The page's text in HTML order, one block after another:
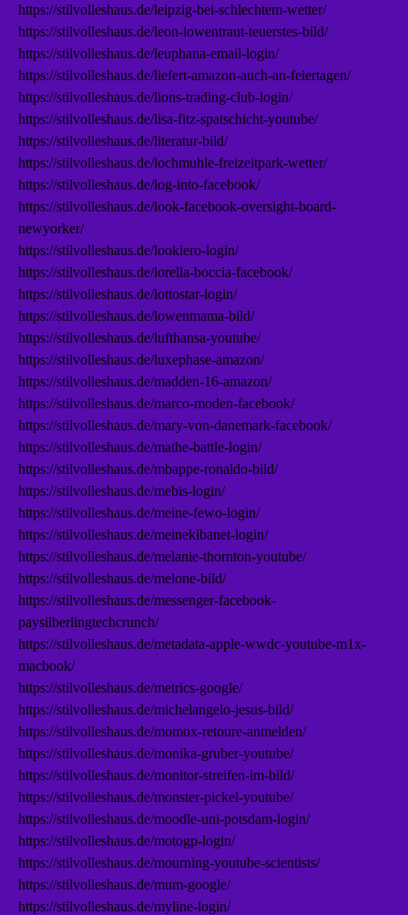
https://stilvolleshaus.de/leipzig-bei-schlechtem-wetter/
https://stilvolleshaus.de/leon-lowentraut-teuerstes-bild/
https://stilvolleshaus.de/leuphana-email-login/
https://stilvolleshaus.de/liefert-amazon-auch-an-feiertagen/
https://stilvolleshaus.de/lions-trading-club-login/
https://stilvolleshaus.de/lisa-fitz-spatschicht-youtube/
https://stilvolleshaus.de/literatur-bild/
https://stilvolleshaus.de/lochmuhle-freizeitpark-wetter/
https://stilvolleshaus.de/log-into-facebook/
https://stilvolleshaus.de/look-facebook-oversight-board-
newyorker/
https://stilvolleshaus.de/lookiero-login/
https://stilvolleshaus.de/lorella-boccia-facebook/
https://stilvolleshaus.de/lottostar-login/
https://stilvolleshaus.de/lowenmama-bild/
https://stilvolleshaus.de/lufthansa-youtube/
https://stilvolleshaus.de/luxephase-amazon/
https://stilvolleshaus.de/madden-16-amazon/
https://stilvolleshaus.de/marco-moden-facebook/
https://stilvolleshaus.de/mary-von-danemark-facebook/
https://stilvolleshaus.de/mathe-battle-login/
https://stilvolleshaus.de/mbappe-ronaldo-bild/
https://stilvolleshaus.de/mebis-login/
https://stilvolleshaus.de/meine-fewo-login/
https://stilvolleshaus.de/meinekibanet-login/
https://stilvolleshaus.de/melanie-thornton-youtube/
https://stilvolleshaus.de/melone-bild/
https://stilvolleshaus.de/messenger-facebook-
paysilberlingtechcrunch/
https://stilvolleshaus.de/metadata-apple-wwdc-youtube-m1x-
macbook/
https://stilvolleshaus.de/metrics-google/
https://stilvolleshaus.de/michelangelo-jesus-bild/
https://stilvolleshaus.de/momox-retoure-anmelden/
https://stilvolleshaus.de/monika-gruber-youtube/
https://stilvolleshaus.de/monitor-streifen-im-bild/
https://stilvolleshaus.de/monster-pickel-youtube/
https://stilvolleshaus.de/moodle-uni-potsdam-login/
https://stilvolleshaus.de/motogp-login/
https://stilvolleshaus.de/mourning-youtube-scientists/
https://stilvolleshaus.de/mum-google/
https://stilvolleshaus.de/myline-login/